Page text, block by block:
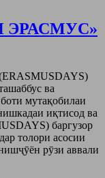
ЭРАСМУС»
ва
мутақобилаи
иқтисод ва
баргузор
толори асосии
рӯзи аввали